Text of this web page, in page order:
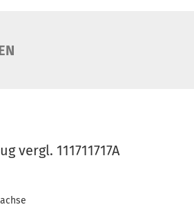
vergl. 111711717A